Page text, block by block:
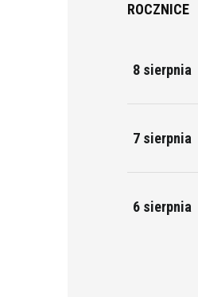
ROCZNICE
8 sierpnia
7 sierpnia
6 sierpnia